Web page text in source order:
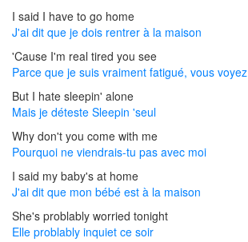
I said I have to go home
J'ai dit que je dois rentrer à la maison
'Cause I'm real tired you see
Parce que je suis vraiment fatigué, vous voyez
But I hate sleepin' alone
Mais je déteste Sleepin 'seul
Why don't you come with me
Pourquoi ne viendrais-tu pas avec moi
I said my baby's at home
J'ai dit que mon bébé est à la maison
She's problably worried tonight
Elle problably inquiet ce soir